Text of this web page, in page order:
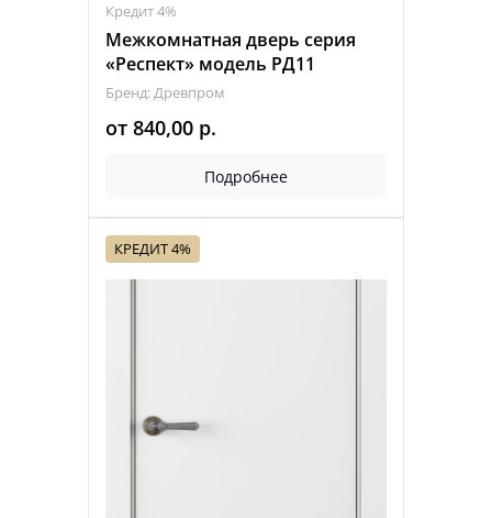
Кредит 4%
Межкомнатная дверь серия
«Респект» модель РД11
Бренд: Древпром
от 840,00 р.
Подробнее
КРЕДИТ 4%